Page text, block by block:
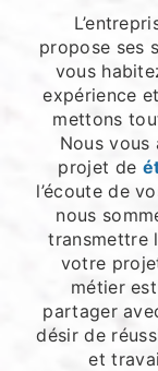
propose ses
vous
expérience
mettons
Nous vous
projet de
l’écoute de
nous
transmettre
votre
métier
partager
désir de
et